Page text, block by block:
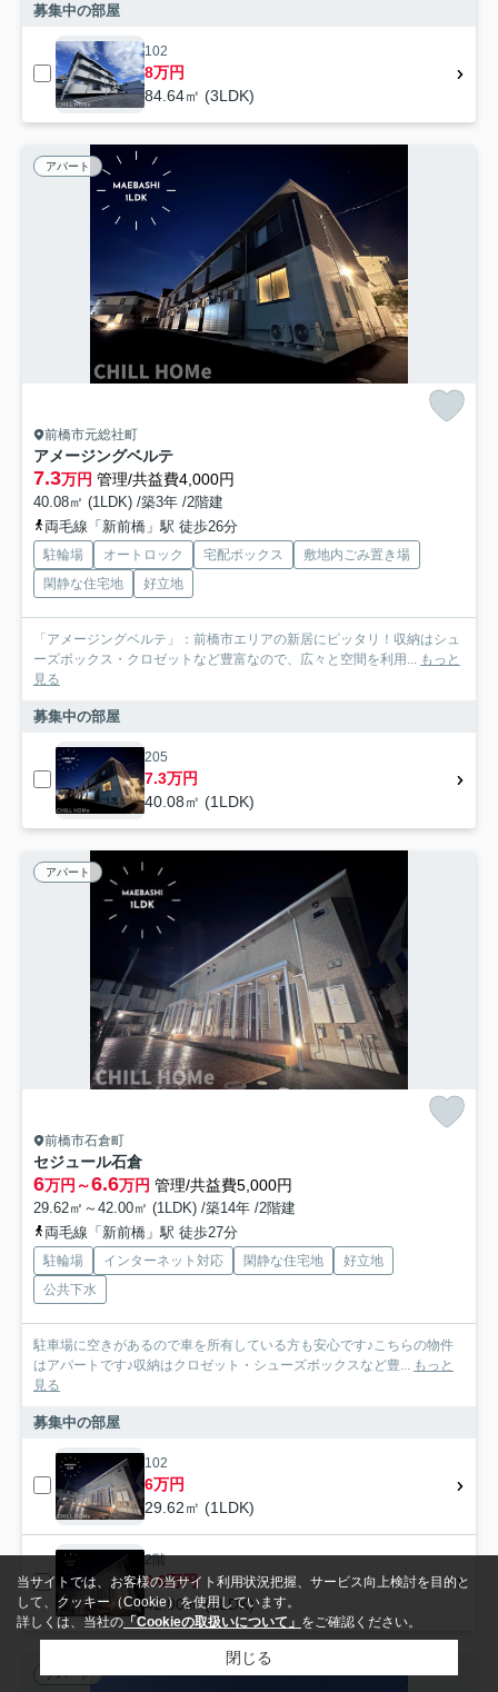
募集中の部屋
102
8万円
84.64㎡ (3LDK)
アパート
前橋市元総社町
アメージングベルテ
7.3万円 管理/共益費4,000円
40.08㎡ (1LDK) /築3年 /2階建
両毛線「新前橋」駅 徒歩26分
駐輪場 オートロック 宅配ボックス
敷地内ごみ置き場
閑静な住宅地
好立地
「アメージングベルテ」：前橋市エリアの新居にピッタリ！収納はシュ
ーズボックス・クロゼットなど豊富なので、広々と空間を利用...
もっと
見る
募集中の部屋
205
7.3万円
40.08㎡ (1LDK)
アパート
前橋市石倉町
セジュール石倉
6万円～6.6万円 管理/共益費5,000円
29.62㎡～42.00㎡ (1LDK) /築14年 /2階建
両毛線「新前橋」駅 徒歩27分
駐輪場 インターネット対応 閑静な住宅地
好立地
公共下水
駐車場に空きがあるので車を所有している方も安心です♪こちらの物件
はアパートです♪収納はクロゼット・シューズボックスなど豊...
もっと
見る
募集中の部屋
102
6万円
29.62㎡ (1LDK)
2階
6.6万円
42.00㎡ (1LDK)
アパート
当サイトでは、お客様の当サイト利用状況把握、サービス向上検討を目的と
して、クッキー（Cookie）を使用しています。
詳しくは、当社の 「Cookieの取扱いについて」 をご確認ください。
閉じる